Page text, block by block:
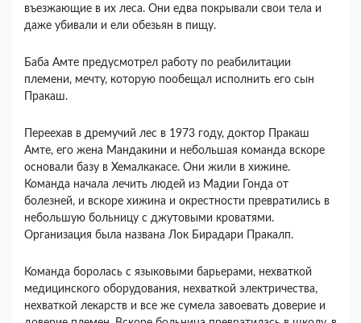
въезжающие в их леса. Они едва покрывали свои тела и
даже убивали и ели обезьян в пищу.
Баба Амте предусмотрел работу по реабилитации
племени, мечту, которую пообещал исполнить его сын
Пракаш.
Переехав в дремучий лес в 1973 году, доктор Пракаш
Амте, его жена Мандакини и небольшая команда вскоре
основали базу в Хемалкакасе. Они жили в хижине.
Команда начала лечить людей из Мадии Гонда от
болезней, и вскоре хижина и окрестности превратились в
небольшую больницу с джутовыми кроватями.
Организация была названа Лок Бирадари Пракалп.
Команда боролась с языковыми барьерами, нехваткой
медицинского оборудования, нехваткой электричества,
нехваткой лекарств и все же сумела завоевать доверие и